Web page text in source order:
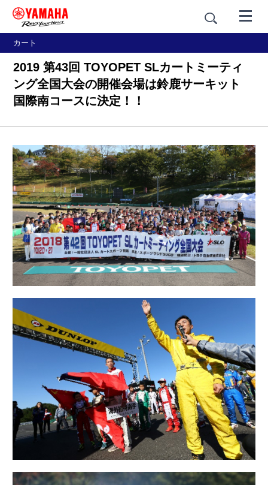
カート
2019 第43回 TOYOPET SLカートミーティ
ング全国大会の開催会場は鈴鹿サーキット
国際南コースに決定！！